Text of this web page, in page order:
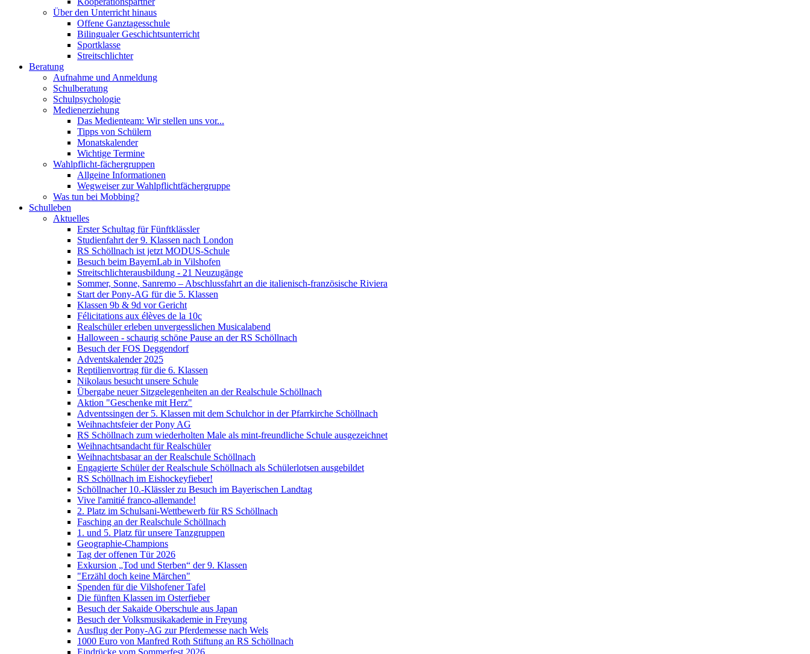
Über den Unterricht hinaus
Offene Ganztagesschule
Bilingualer Geschichtsunterricht
Sportklasse
Streitschlichter
Beratung
Aufnahme und Anmeldung
Schulberatung
Schulpsychologie
Medienerziehung
Das Medienteam: Wir stellen uns vor...
Tipps von Schülern
Monatskalender
Wichtige Termine
Wahlpflicht-fächergruppen
Allgeine Informationen
Wegweiser zur Wahlpflichtfächergruppe
Was tun bei Mobbing?
Schulleben
Aktuelles
Erster Schultag für Fünftklässler
Studienfahrt der 9. Klassen nach London
RS Schöllnach ist jetzt MODUS-Schule
Besuch beim BayernLab in Vilshofen
Streitschlichterausbildung - 21 Neuzugänge
Sommer, Sonne, Sanremo – Abschlussfahrt an die italienisch-französische Riviera
Start der Pony-AG für die 5. Klassen
Klassen 9b & 9d vor Gericht
Félicitations aux élèves de la 10c
Realschüler erleben unvergesslichen Musicalabend
Halloween - schaurig schöne Pause an der RS Schöllnach
Besuch der FOS Deggendorf
Adventskalender 2025
Reptilienvortrag für die 6. Klassen
Nikolaus besucht unsere Schule
Übergabe neuer Sitzgelegenheiten an der Realschule Schöllnach
Aktion "Geschenke mit Herz"
Adventssingen der 5. Klassen mit dem Schulchor in der Pfarrkirche Schöllnach
Weihnachtsfeier der Pony AG
RS Schöllnach zum wiederholten Male als mint-freundliche Schule ausgezeichnet
Weihnachtsandacht für Realschüler
Weihnachtsbasar an der Realschule Schöllnach
Engagierte Schüler der Realschule Schöllnach als Schülerlotsen ausgebildet
RS Schöllnach im Eishockeyfieber!
Schöllnacher 10.-Klässler zu Besuch im Bayerischen Landtag
Vive l'amitié franco-allemande!
2. Platz im Schulsani-Wettbewerb für RS Schöllnach
Fasching an der Realschule Schöllnach
1. und 5. Platz für unsere Tanzgruppen
Geographie-Champions
Tag der offenen Tür 2026
Exkursion „Tod und Sterben“ der 9. Klassen
"Erzähl doch keine Märchen"
Spenden für die Vilshofener Tafel
Die fünften Klassen im Osterfieber
Besuch der Sakaide Oberschule aus Japan
Besuch der Volksmusikakademie in Freyung
Ausflug der Pony-AG zur Pferdemesse nach Wels
1000 Euro von Manfred Roth Stiftung an RS Schöllnach
Eindrücke vom Sommerfest 2026